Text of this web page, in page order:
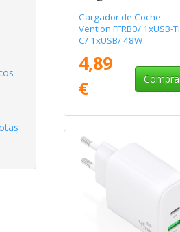
Cargador de Coche
Vention FFRB0/ 1xUSB-
C/ 1xUSB/ 48W
4,89
€